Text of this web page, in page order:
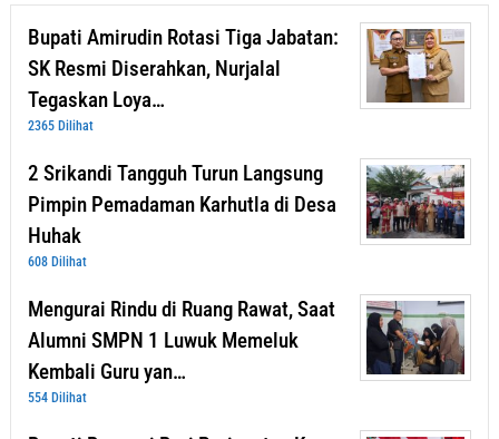
Bupati Amirudin Rotasi Tiga Jabatan:
SK Resmi Diserahkan, Nurjalal
Tegaskan Loya…
2365 Dilihat
2 Srikandi Tangguh Turun Langsung
Pimpin Pemadaman Karhutla di Desa
Huhak
608 Dilihat
Mengurai Rindu di Ruang Rawat, Saat
Alumni SMPN 1 Luwuk Memeluk
Kembali Guru yan…
554 Dilihat